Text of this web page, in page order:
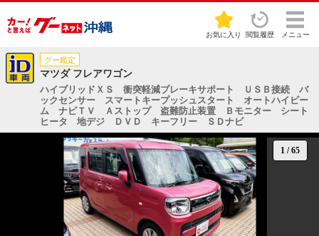
お気に入り 閲覧履歴 メニュー
グー鑑定
マツダ フレアワゴン
ハイブリッドＸＳ 衝突軽減ブレーキサポート ＵＳＢ接続 バ
ックセンサー スマートキープッシュスタート オートハイビー
ム ナビＴＶ Ａストップ 盗難防止装置 Ｂモニター シート
ヒータ 地デジ ＤＶＤ キーフリー ＳＤナビ
1 /65